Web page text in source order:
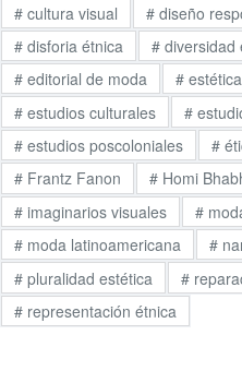
#cultura visual #diseño
#disforia étnica #diversidad
#editorial de moda #
#estudios culturales #
#estudios poscoloniales #
#Frantz Fanon #Homi
#imaginarios visuales #
#moda latinoamericana #
#pluralidad estética #
#representación étnica